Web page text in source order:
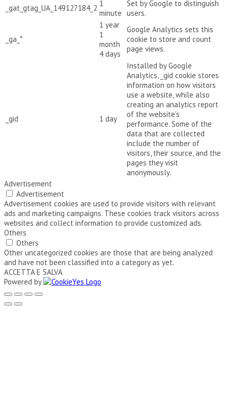
_gat_gtag_UA_149127184_2 1
minute
Set by Google to distinguish
users.
_ga_*
1 year
1
month
4 days
Google Analytics sets this
cookie to store and count
page views.
_gid 1 day
Installed by Google
Analytics, _gid cookie stores
information on how visitors
use a website, while also
creating an analytics report
of the website's
performance. Some of the
data that are collected
include the number of
visitors, their source, and the
pages they visit
anonymously.
Advertisement
Advertisement
Advertisement cookies are used to provide visitors with relevant
ads and marketing campaigns. These cookies track visitors across
websites and collect information to provide customized ads.
Others
Others
Other uncategorized cookies are those that are being analyzed
and have not been classified into a category as yet.
ACCETTA E SALVA
Powered by